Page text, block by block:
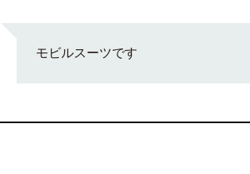
モビルスーツです